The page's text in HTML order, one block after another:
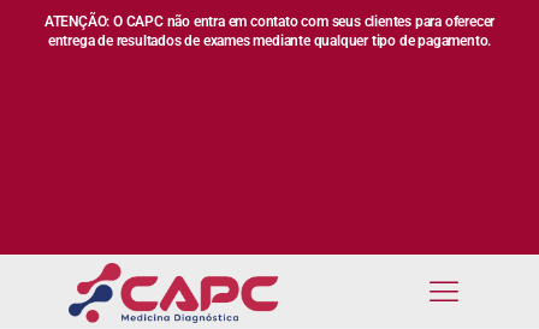
ATENÇÃO: O CAPC não entra em contato com seus clientes para oferecer
entrega de resultados de exames mediante qualquer tipo de pagamento.